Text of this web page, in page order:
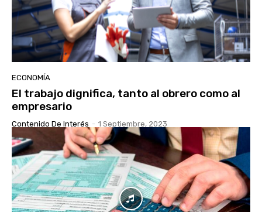
ECONOMÍA
El trabajo dignifica, tanto al obrero como al
empresario
Contenido De Interés - 1 Septiembre, 2023